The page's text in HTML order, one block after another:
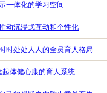
一体化的学习空间
动沉浸式互动和个性化
时处处人人的全员育人格局
体健心康的育人系统